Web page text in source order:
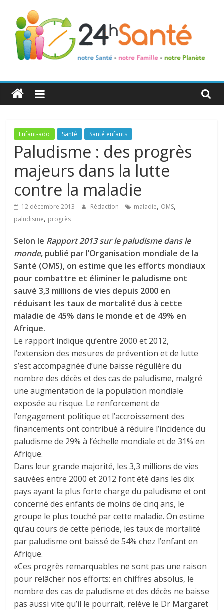
24h
Santé
La
santé
toute
famille
Enfant-ado Santé Santé enfants
Paludisme : des progrès
majeurs dans la lutte
contre la maladie
12 décembre 2013 Rédaction maladie, OMS,
paludisme, progrès
Selon le Rapport 2013 sur le paludisme dans le
monde, publié par l’Organisation mondiale de la
Santé (OMS), on estime que les efforts mondiaux
pour combattre et éliminer le paludisme ont
sauvé 3,3 millions de vies depuis 2000 en
réduisant les taux de mortalité dus à cette
maladie de 45% dans le monde et de 49% en
Afrique.
Le rapport indique qu’entre 2000 et 2012,
l’extension des mesures de prévention et de lutte
s’est accompagnée d’une baisse régulière du
nombre des décès et des cas de paludisme, malgré
une augmentation de la population mondiale
exposée au risque. Le renforcement de
l’engagement politique et l’accroissement des
financements ont contribué à réduire l’incidence du
paludisme de 29% à l’échelle mondiale et de 31% en
Afrique.
Dans leur grande majorité, les 3,3 millions de vies
sauvées entre 2000 et 2012 l’ont été dans les dix
pays ayant la plus forte charge du paludisme et ont
concerné des enfants de moins de cinq ans, le
groupe le plus touché par cette maladie. On estime
qu’au cours de cette période, les taux de mortalité
par paludisme ont baissé de 54% chez l’enfant en
Afrique.
«Ces progrès remarquables ne sont pas une raison
pour relâcher nos efforts: en chiffres absolus, le
nombre des cas de paludisme et des décès ne baisse
pas aussi vite qu’il le pourrait, relève le Dr Margaret